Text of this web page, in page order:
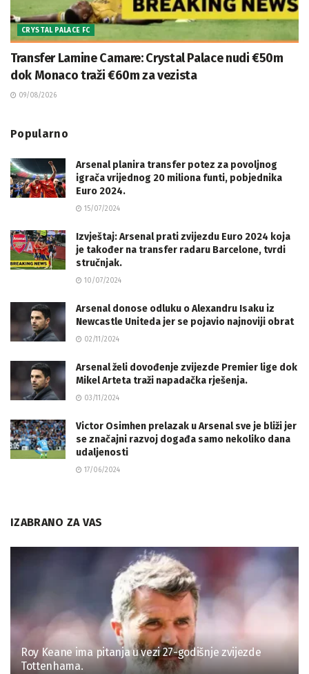
CRYSTAL PALACE FC
Transfer Lamine Camare: Crystal Palace nudi €50m
dok Monaco traži €60m za vezista
09/08/2026
Popularno
Arsenal planira transfer potez za povoljnog
igrača vrijednog 20 miliona funti, pobjednika
Euro 2024.
15/07/2024
Izvještaj: Arsenal prati zvijezdu Euro 2024 koja
je također na transfer radaru Barcelone, tvrdi
stručnjak.
10/07/2024
Arsenal donose odluku o Alexandru Isaku iz
Newcastle Uniteda jer se pojavio najnoviji obrat
02/11/2024
Arsenal želi dovođenje zvijezde Premier lige dok
Mikel Arteta traži napadačka rješenja.
03/11/2024
Victor Osimhen prelazak u Arsenal sve je bliži jer
se značajni razvoj događa samo nekoliko dana
udaljenosti
17/06/2024
IZABRANO ZA VAS
Roy Keane ima pitanja u vezi 27-godišnje zvijezde
Tottenhama.